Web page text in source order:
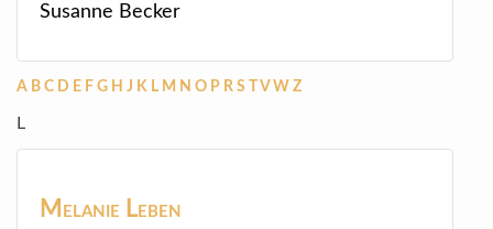
Susanne Becker
A B C D E F G H J K L M N O P R S V W Z
L
Melanie Leben